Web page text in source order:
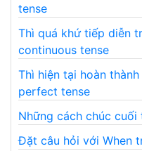
tense
Thì quá khứ tiếp diễn
continuous tense
Thì hiện tại hoàn
perfect tense
Những cách chúc
Đặt câu hỏi với When